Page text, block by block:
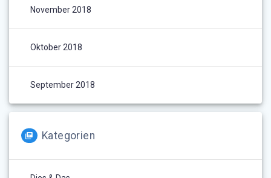
November 2018
Oktober 2018
September 2018
Kategorien